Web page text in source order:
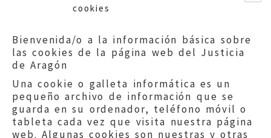
cookies
Bienvenida/o a la información básica sobre
las cookies de la página web del Justicia
de Aragón
Una cookie o galleta informática es un
pequeño archivo de información que se
guarda en su ordenador, teléfono móvil o
tableta cada vez que visita nuestra página
web. Algunas cookies son nuestras y otras